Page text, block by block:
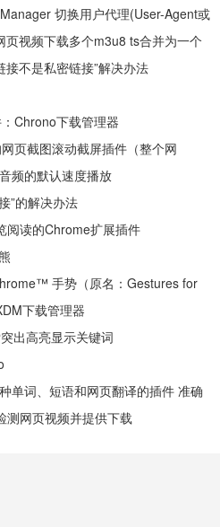
切换用户代理(User-Agent或
视频下载多个m3u8 ts合并为一个
不是私密链接”解决办法
Chrono下载管理器
页截图滚动截屏插件（整个网
频的默认速度播放
”的解决办法
阅读的Chrome扩展插件
手势（原名：Gestures for
下载管理器
出高亮显示关键词
单词、短语和网页翻译的插件 准确
测网页视频并提供下载